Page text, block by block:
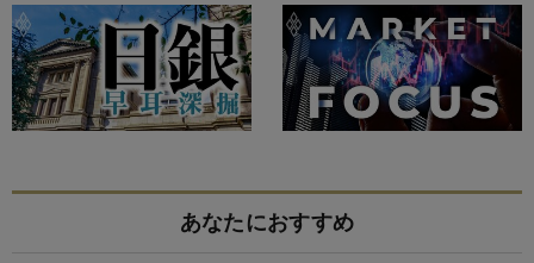
あなたにおすすめ